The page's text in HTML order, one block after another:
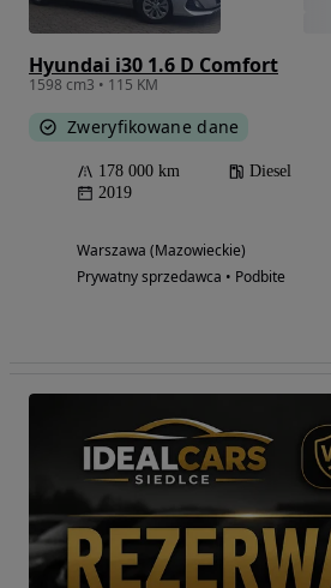
Hyundai i30 1.6 D Comfort
1598 cm3 • 115 KM
Zweryfikowane dane
178 000 km Diesel
2019
Warszawa (Mazowieckie)
Prywatny sprzedawca • Podbite